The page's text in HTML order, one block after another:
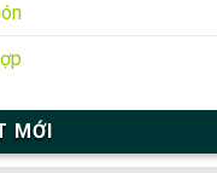
MỚI